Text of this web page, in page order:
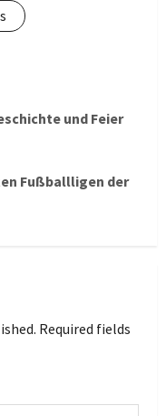
und Feier
Fußballligen der
Required fields